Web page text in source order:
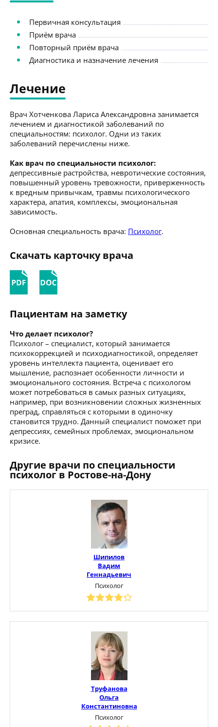
Первичная консультация
Приём врача
Повторный приём врача
Диагностика и назначение лечения
Лечение
Врач Хотченкова Лариса Александровна занимается
лечением и диагностикой заболеваний по
специальностям: психолог. Одни из таких
заболеваний перечислены ниже.
Как врач по специальности психолог:
депрессивные растройства, невротические состояния,
повышенный уровень тревожности, приверженность
к вредным привычкам, травмы психологического
характера, апатия, комплексы, эмоциональная
зависимость.
Основная специальность врача: Психолог.
Скачать карточку врача
Пациентам на заметку
Что делает психолог?
Психолог – специалист, который занимается
психокоррекцией и психодиагностикой, определяет
уровень интеллекта пациента, оценивает его
мышление, распознает особенности личности и
эмоционального состояния. Встреча с психологом
может потребоваться в самых разных ситуациях,
например, при возникновении сложных жизненных
преград, справляться с которыми в одиночку
становится трудно. Данный специалист поможет при
депрессиях, семейных проблемах, эмоциональном
кризисе.
Другие врачи по специальности
психолог в Ростове-на-Дону
Шипилов
Вадим
Геннадьевич
Психолог
Труфанова
Ольга
Константиновна
Психолог